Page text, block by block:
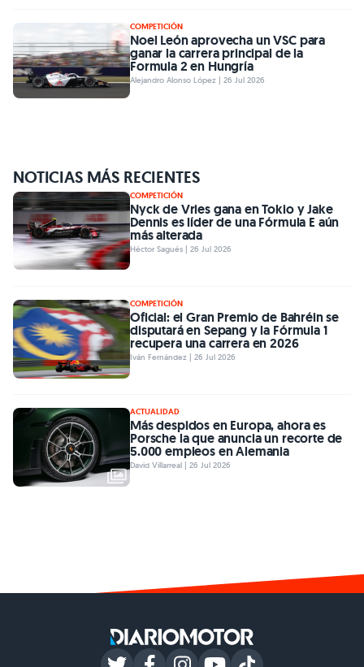
COMPETICIÓN
Noel León aprovecha un VSC para
ganar la carrera principal de la
Formula 2 en Hungría
Alejandro Alonso López | 26 Jul 2026
NOTICIAS MÁS RECIENTES
COMPETICIÓN
Nyck de Vries gana en Tokio y Jake
Dennis es líder de una Fórmula E aún
más alterada
Héctor Sagués | 26 Jul 2026
COMPETICIÓN
Oficial: el Gran Premio de Bahréin se
disputará en Sepang y la Fórmula 1
recupera una carrera en 2026
Iván Fernández | 26 Jul 2026
ACTUALIDAD
Más despidos en Europa, ahora es
Porsche la que anuncia un recorte de
5.000 empleos en Alemania
David Villarreal | 26 Jul 2026